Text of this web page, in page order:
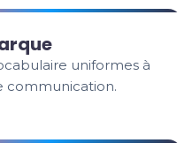
uniformes à
communication.